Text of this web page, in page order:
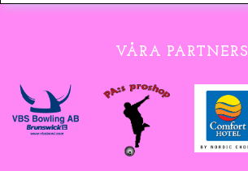
VÅRA PARTNERS